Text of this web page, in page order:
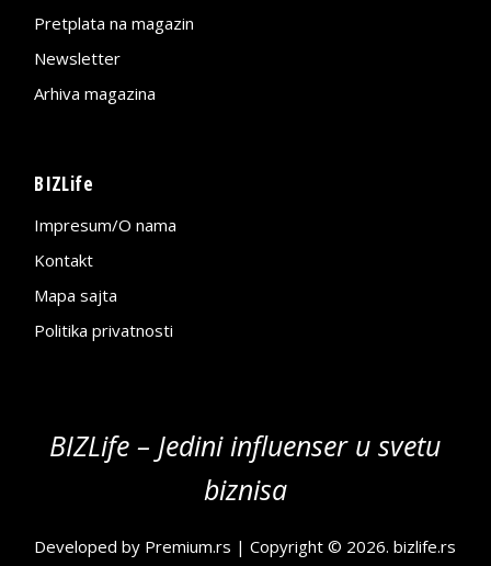
Pretplata na magazin
Newsletter
Arhiva magazina
BIZLife
Impresum/O nama
Kontakt
Mapa sajta
Politika privatnosti
BIZLife – Jedini influenser u svetu
biznisa
Developed by Premium.rs | Copyright © 2026.bizlife.rs